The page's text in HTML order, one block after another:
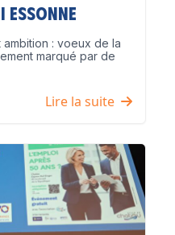
Essonne
: voeux de la
marqué par de
Lire la suite